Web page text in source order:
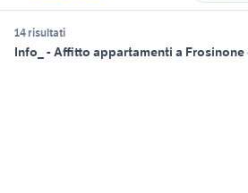
14 risultati
Info_ - Affitto appartamenti a